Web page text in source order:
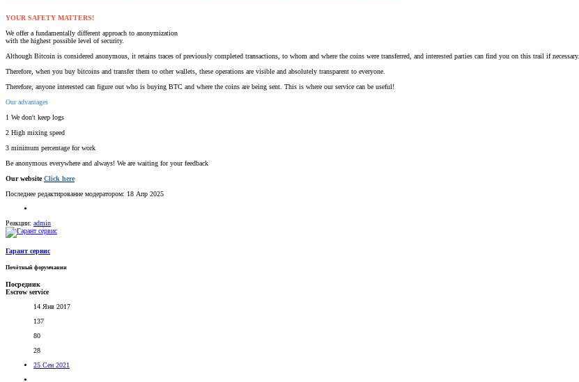
YOUR SAFETY MATTERS!
We offer a fundamentally different approach to anonymization
with the highest possible level of security.
Although Bitcoin is considered anonymous, it retains traces of previously completed transactions, to whom and where the coins were transferred, and interested parties can find you on this trail if necessary.
Therefore, when you buy bitcoins and transfer them to other wallets, these operations are visible and absolutely transparent to everyone.
Therefore, anyone interested can figure out who is buying BTC and where the coins are being sent. This is where our service can be useful!
Our advantages
1 We don't keep logs
2 High mixing speed
3 minimum percentage for work
Be anonymous everywhere and always! We are waiting for your feedback
Our websiteClick here
Последнее редактирование модератором: 18 Апр 2025
Реакции: admin
Гарант сервис
Почётный форумчанин
Посредник
Escrow service
14 Янв 2017
137
80
28
25 Сен 2021